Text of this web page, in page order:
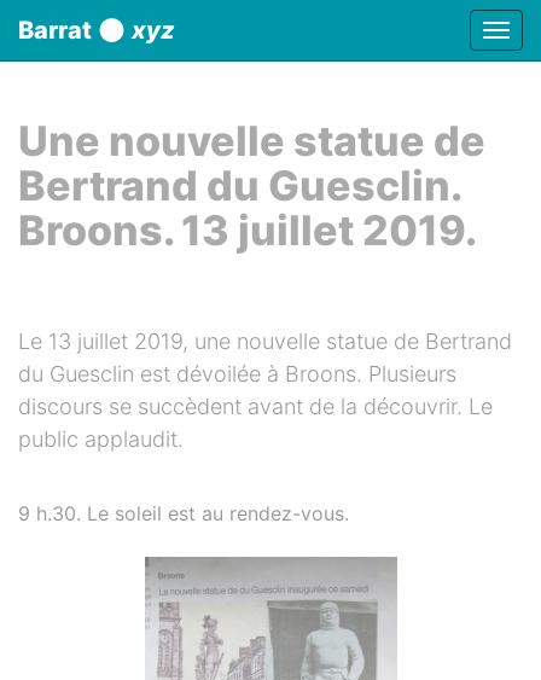
Barrat xyz
Une nouvelle statue de
Bertrand du Guesclin.
Broons. 13 juillet 2019.
Le 13 juillet 2019, une nouvelle statue de Bertrand
du Guesclin est dévoilée à Broons. Plusieurs
discours se succèdent avant de la découvrir. Le
public applaudit.
9 h.30. Le soleil est au rendez-vous.
Panneau de gestion des cookies